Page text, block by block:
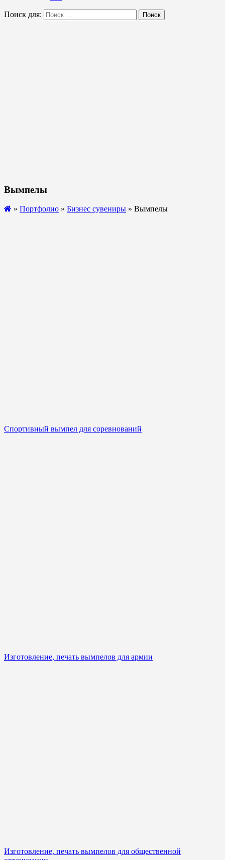
Поиск для: Поиск
Вымпелы
» Портфолио » Бизнес сувениры » Вымпелы
Спортивный вымпел для соревнований
Изготовление, печать вымпелов для армии
Изготовление, печать вымпелов для общественной